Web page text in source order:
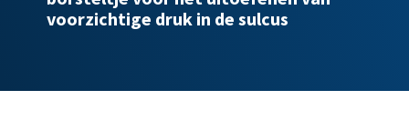
voorzichtige druk in de sulcus